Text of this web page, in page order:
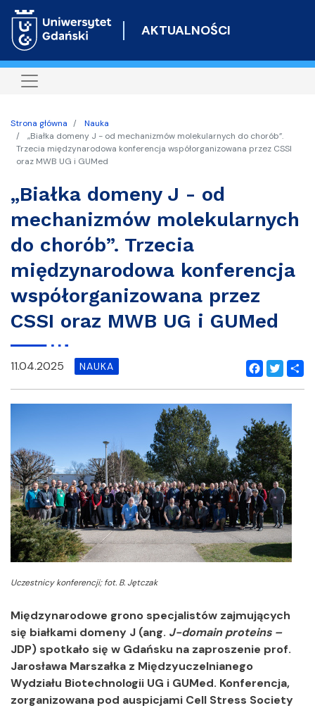
do
AKTUALNOŚCI
Strona główna
Nauka
„Białka domeny J - od mechanizmów molekularnych do chorób”.
Trzecia międzynarodowa konferencja współorganizowana przez CSSI
oraz MWB UG i GUMed
„Białka domeny J - od
mechanizmów molekularnych
do chorób”. Trzecia
międzynarodowa konferencja
współorganizowana przez
CSSI oraz MWB UG i GUMed
Facebook
Twitter
11.04.2025 NAUKA
Uczestnicy konferencji; fot. B. Jętczak
Międzynarodowe grono specjalistów zajmujących
się białkami domeny J (ang. J-domain proteins –
JDP) spotkało się w Gdańsku na zaproszenie prof.
Jarosława Marszałka z Międzyuczelnianego
Wydziału Biotechnologii UG i GUMed. Konferencja,
zorganizowana pod auspicjami Cell Stress Society